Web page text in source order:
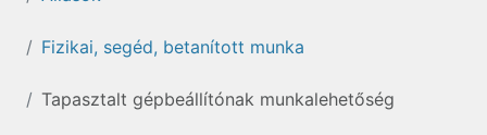
Fizikai, segéd, betanított munka
Tapasztalt gépbeállítónak munkalehetőség